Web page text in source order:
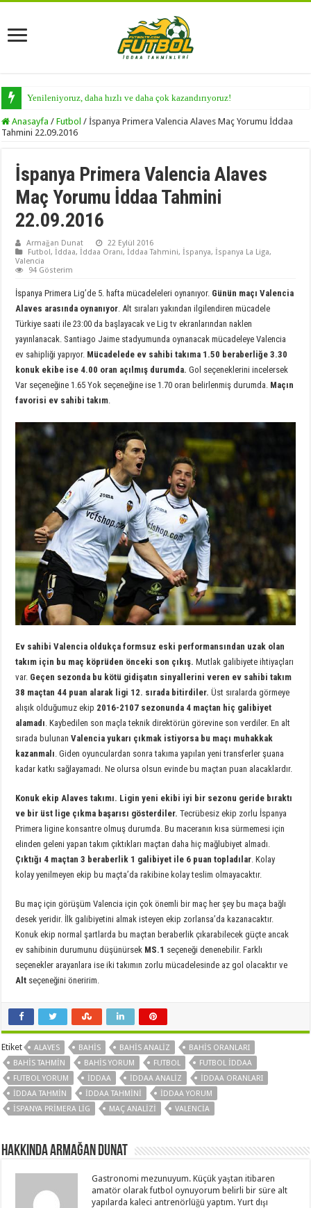
Yenileniyoruz, daha hızlı ve daha çok kazandırıyoruz!
Anasayfa / Futbol / İspanya Primera Valencia Alaves Maç Yorumu İddaa
Tahmini 22.09.2016
İspanya Primera Valencia Alaves
Maç Yorumu İddaa Tahmini
22.09.2016
Armağan Dunat
22 Eylül 2016
Futbol,İddaa,İddaa Oranı,İddaa Tahmini,İspanya,İspanya La Liga,
Valencia
94 Gösterim
İspanya Primera Lig’de 5. hafta mücadeleleri oynanıyor. Günün maçı Valencia
Alaves arasında oynanıyor . Alt sıraları yakından ilgilendiren mücadele
Türkiye saati ile 23:00 da başlayacak ve Lig tv ekranlarından naklen
yayınlanacak. Santiago Jaime stadyumunda oynanacak mücadeleye Valencia
ev sahipliği yapıyor. Mücadelede ev sahibi takıma 1.50 beraberliğe 3.30
konuk ekibe ise 4.00 oran açılmış durumda. Gol seçeneklerini incelersek
Var seçeneğine 1.65 Yok seçeneğine ise 1.70 oran belirlenmiş durumda. Maçın
favorisi ev sahibi takım
Ev sahibi Valencia oldukça formsuz eski performansından uzak olan
takım için bu maç köprüden önceki son çıkış. Mutlak galibiyete ihtiyaçları
var. Geçen sezonda bu kötü gidişatın sinyallerini veren ev sahibi takım
38 maçtan 44 puan alarak ligi 12. sırada bitirdiler. Üst sıralarda görmeye
alışık olduğumuz ekip 2016-2107 sezonunda 4 maçtan hiç galibiyet
alamadı . Kaybedilen son maçla teknik direktörün görevine son verdiler. En alt
sırada bulunan Valencia yukarı çıkmak istiyorsa bu maçı muhakkak
kazanmalı . Giden oyunculardan sonra takıma yapılan yeni transferler şuana
kadar katkı sağlayamadı. Ne olursa olsun evinde bu maçtan puan alacaklardır.
Konuk ekip Alaves takımı. Ligin yeni ekibi iyi bir sezonu geride bıraktı
ve bir üst lige çıkma başarısı gösterdiler. Tecrübesiz ekip zorlu İspanya
Primera ligine konsantre olmuş durumda. Bu maceranın kısa sürmemesi için
elinden geleni yapan takım çıktıkları maçtan daha hiç mağlubiyet almadı.
Çıktığı 4 maçtan 3 beraberlik 1 galibiyet ile 6 puan topladılar . Kolay
kolay yenilmeyen ekip bu maçta’da rakibine kolay teslim olmayacaktır.
Bu maç için görüşüm Valencia için çok önemli bir maç her şey bu maça bağlı
desek yeridir. İlk galibiyetini almak isteyen ekip zorlansa’da kazanacaktır.
Konuk ekip normal şartlarda bu maçtan beraberlik çıkarabilecek güçte ancak
ev sahibinin durumunu düşünürsek MS.1 seçeneği denenebilir. Farklı
seçenekler arayanlara ise iki takımın zorlu mücadelesinde az gol olacaktır ve
Alt seçeneğini öneririm.
Etiket ALAVES BAHIS BAHIS ANALIZ
BAHIS ORANLARI
BAHIS TAHMIN
BAHIS YORUM FUTBOL
FUTBOL IDDAA
FUTBOL YORUM
IDDAA IDDAA ANALIZ
IDDAA ORANLARI
IDDAA TAHMIN
IDDAA TAHMINI
IDDAA YORUM
İSPANYA PRIMERA LIG
MAÇ ANALIZI VALENCIA
Hakkında Armağan Dunat
Gastronomi mezunuyum. Küçük yaştan itibaren
amatör olarak futbol oynuyorum belirli bir süre alt
yapılarda kaleci antrenörlüğü yaptım. Yurt dışı